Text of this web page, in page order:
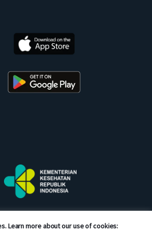
Learn more about our use of cookies: